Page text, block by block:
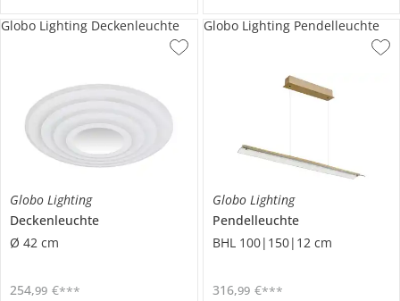
Globo Lighting
Deckenleuchte
Ø 42 cm
254,99 €***
Globo Lighting Deckenleuchte
Globo Lighting
Pendelleuchte
BHL 100|150|12 cm
316,99 €***
Globo Lighting Pendelleuchte